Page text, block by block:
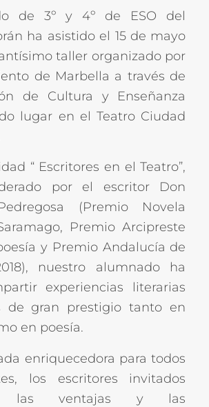
de 3º y 4º de ESO del
ha asistido el 15 de mayo
taller organizado por
de Marbella a través de
de Cultura y Enseñanza
lugar en el Teatro Ciudad
“ Escritores en el Teatro”,
por el escritor Don
(Premio Novela
Premio Arcipreste
y Premio Andalucía de
nuestro alumnado ha
experiencias literarias
de gran prestigio tanto en
en poesía.
enriquecedora para todos
los escritores invitados
las ventajas y las